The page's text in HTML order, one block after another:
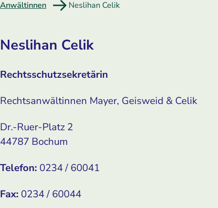
Anwältinnen Neslihan Celik
Neslihan Celik
Rechtsschutzsekretärin
Rechtsanwältinnen Mayer, Geisweid & Celik
Dr.-Ruer-Platz 2
44787 Bochum
Telefon: 0234 / 60041
Fax: 0234 / 60044